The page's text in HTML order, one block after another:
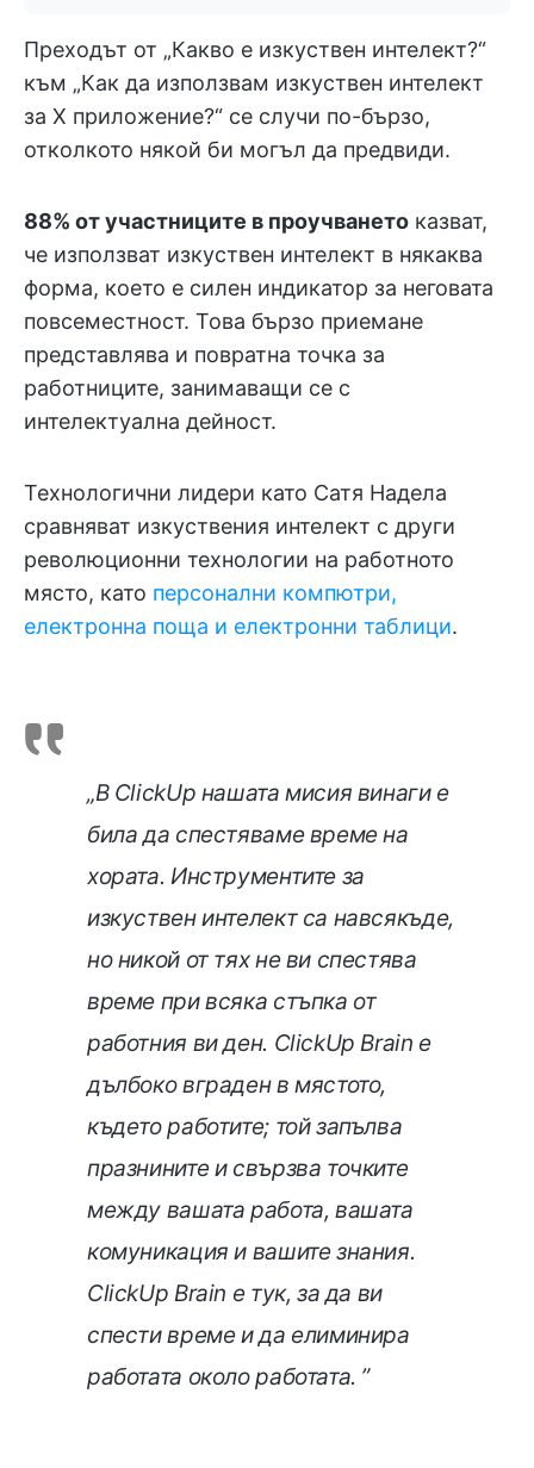
Преходът от „Какво е изкуствен интелект?“
към „Как да използвам изкуствен интелект
за X приложение?“ се случи по-бързо,
отколкото някой би могъл да предвиди.
88% от участниците в проучването казват,
че използват изкуствен интелект в някаква
форма, което е силен индикатор за неговата
повсеместност. Това бързо приемане
представлява и повратна точка за
работниците, занимаващи се с
интелектуална дейност.
Технологични лидери като Сатя Надела
сравняват изкуствения интелект с други
революционни технологии на работното
място, като персонални компютри,
електронна поща и електронни таблици.
„В ClickUp нашата мисия винаги е
била да спестяваме време на
хората. Инструментите за
изкуствен интелект са навсякъде,
но никой от тях не ви спестява
време при всяка стъпка от
работния ви ден. ClickUp Brain е
дълбоко вграден в мястото,
където работите; той запълва
празнините и свързва точките
между вашата работа, вашата
комуникация и вашите знания.
ClickUp Brain е тук, за да ви
спести време и да елиминира
работата около работата. ”